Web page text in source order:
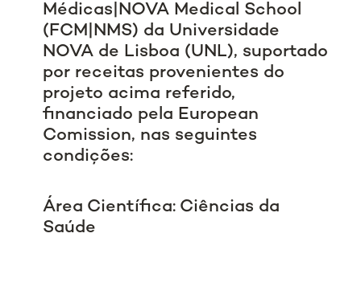
Médicas|NOVA Medical School
(FCM|NMS) da Universidade
NOVA de Lisboa (UNL), suportado
por receitas provenientes do
projeto acima referido,
financiado pela European
Comission, nas seguintes
condições:
Área Científica: Ciências da
Saúde